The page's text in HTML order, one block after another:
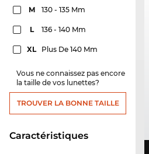
M 130 - 135 Mm
L 136 - 140 Mm
XL Plus De 140 Mm
Vous ne connaissez pas encore
la taille de vos lunettes?
TROUVER LA BONNE TAILLE
Caractéristiques